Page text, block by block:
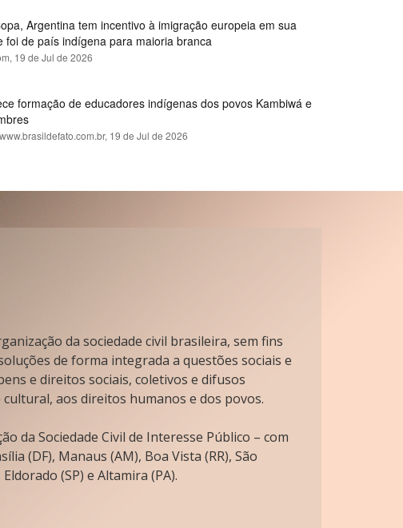
Argentina tem incentivo à imigração europeia em sua
foi de país indígena para maioria branca
19 de Jul de 2026
formação de educadores indígenas dos povos Kambiwá e
19 de Jul de 2026
da sociedade civil brasileira, sem fins
de forma integrada a questões sociais e
e direitos sociais, coletivos e difusos
aos direitos humanos e dos povos.
da Sociedade Civil de Interesse Público – com
(DF), Manaus (AM), Boa Vista (RR), São
(SP) e Altamira (PA).